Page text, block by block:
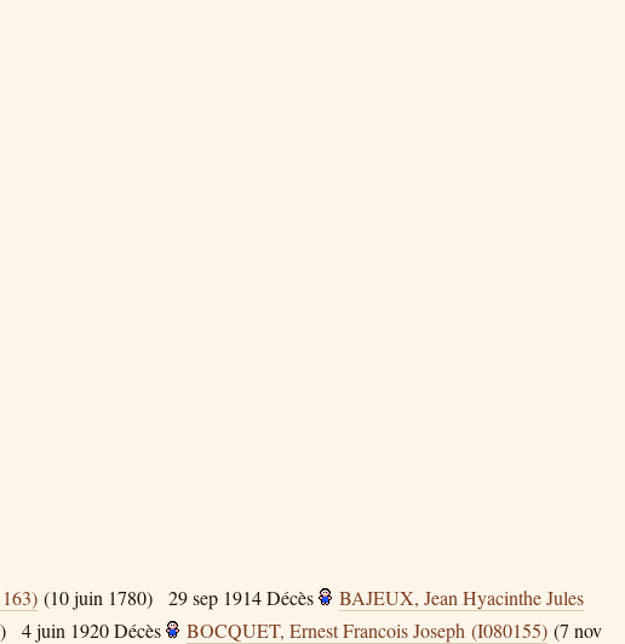
(10 juin 1780) 29 sep 1914Décès
BAJEUX, Jean Hyacinthe Jules
4 juin 1920Décès BOCQUET, Ernest Francois Joseph (I080155) (7 nov